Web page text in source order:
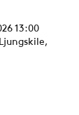
13:00